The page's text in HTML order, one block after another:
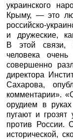
украинского
Крыму, — это
российско-
и дружеские,
В этой связи,
человека очень
совершенно
директора
Сахарова,
комментарии».
орудием в
пугают и грозят
против России.
исторической,